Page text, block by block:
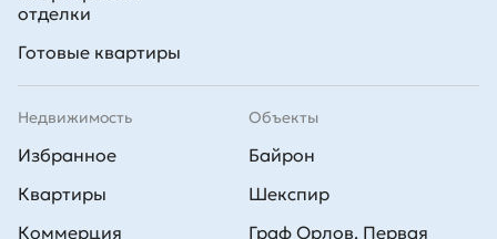
отделки
Готовые квартиры
Недвижимость
Избранное
Квартиры
Коммерция
Объекты
Байрон
Шекспир
Граф Орлов. Первая